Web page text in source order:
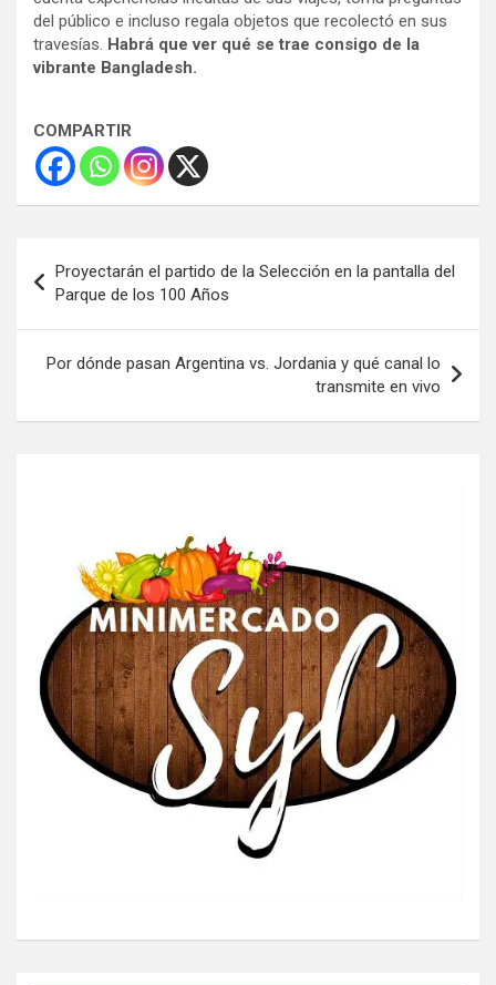
del público e incluso regala objetos que recolectó en sus
travesías. Habrá que ver qué se trae consigo de la
vibrante Bangladesh.
COMPARTIR
de
entradas
Proyectarán el partido de la Selección en la pantalla del
Parque de los 100 Años
Por dónde pasan Argentina vs. Jordania y qué canal lo
transmite en vivo